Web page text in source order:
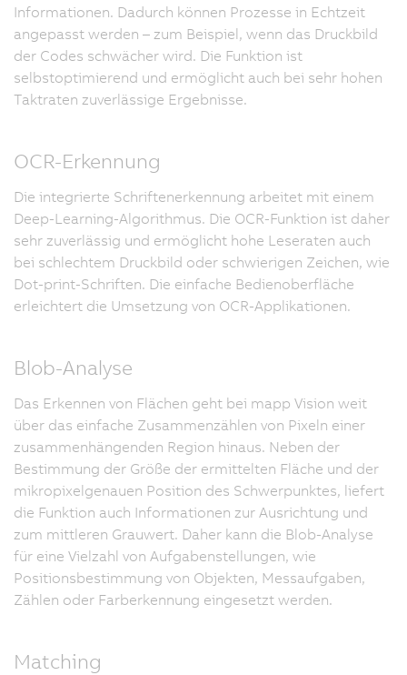
Informationen. Dadurch können Prozesse in Echtzeit
angepasst werden – zum Beispiel, wenn das Druckbild
der Codes schwächer wird. Die Funktion ist
selbstoptimierend und ermöglicht auch bei sehr hohen
Taktraten zuverlässige Ergebnisse.
OCR-Erkennung
Die integrierte Schriftenerkennung arbeitet mit einem
Deep-Learning-Algorithmus. Die OCR-Funktion ist daher
sehr zuverlässig und ermöglicht hohe Leseraten auch
bei schlechtem Druckbild oder schwierigen Zeichen, wie
Dot-print-Schriften. Die einfache Bedienoberfläche
erleichtert die Umsetzung von OCR-Applikationen.
Blob-Analyse
Das Erkennen von Flächen geht bei mapp Vision weit
über das einfache Zusammenzählen von Pixeln einer
zusammenhängenden Region hinaus. Neben der
Bestimmung der Größe der ermittelten Fläche und der
mikropixelgenauen Position des Schwerpunktes, liefert
die Funktion auch Informationen zur Ausrichtung und
zum mittleren Grauwert. Daher kann die Blob-Analyse
für eine Vielzahl von Aufgabenstellungen, wie
Positionsbestimmung von Objekten, Messaufgaben,
Zählen oder Farberkennung eingesetzt werden.
Matching